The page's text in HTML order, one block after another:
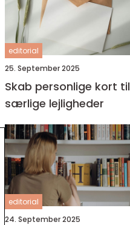
editorial
25. September 2025
Skab personlige kort til
særlige lejligheder
editorial
24. September 2025